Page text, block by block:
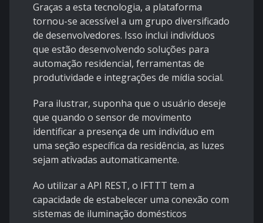
Graças a esta tecnologia, a plataforma
tornou-se acessível a um grupo diversificado
de desenvolvedores. Isso inclui indivíduos
que estão desenvolvendo soluções para
automação residencial, ferramentas de
produtividade e integrações de mídia social.
Para ilustrar, suponha que o usuário deseje
que quando o sensor de movimento
identificar a presença de um indivíduo em
uma seção específica da residência, as luzes
sejam ativadas automaticamente.
Ao utilizar a API REST, o IFTTT tem a
capacidade de estabelecer uma conexão com
sistemas de iluminação domésticos